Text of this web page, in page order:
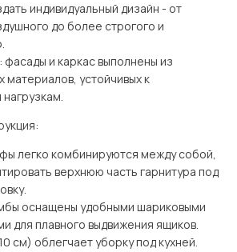
индивидуальный дизайн - от
до более строгого и
фасады и каркас выполнены из
материалов, устойчивых к
легко комбинируются между собой,
верхнюю часть гарнитура под
оснащены удобными шариковыми
для плавного выдвижения ящиков.
см) облегчает уборку под кухней.